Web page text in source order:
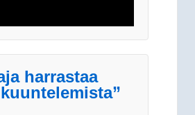
harrastaa